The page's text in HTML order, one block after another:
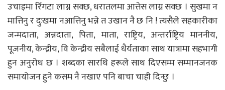
उचाइमा रिँगटा लाग्न सक्छ, धरातलमा आत्तेस लाग्न सक्छ । सुखमा न
मात्तिनु र दुःखमा नआत्तिनु भन्ने त उखान नै छ नि ! त्यसैले सहकारीका
जन्मदाता, अन्नदाता, पिता, माता, राष्ट्रिय, अन्तर्राष्ट्रिय माननीय,
पूजनीय, केन्द्रीय, वि केन्द्रीय सबैलाई धैर्यताका साथ यात्रामा सहभागी
हुन अनुरोध छ । शब्दका सारथि हरूले साथ दिएसम्म सम्मानजनक
समायोजन हुने कसम नै नखाए पनि बाचा चाही दिन्छु ।